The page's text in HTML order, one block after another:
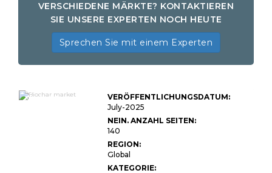
VERSCHIEDENE MÄRKTE? KONTAKTIEREN
SIE UNSERE EXPERTEN NOCH HEUTE
Sprechen Sie mit einem Experten
Biochar
Market Size,
VERÖFFENTLICHUNGSDATUM:
July-2025
NEIN. ANZAHL SEITEN:
140
REGION:
Global
KATEGORIE: